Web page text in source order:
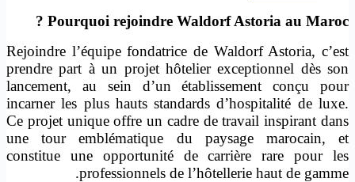
Pourquoi rejoindre Waldorf Astoria au Maroc ?
Rejoindre l’équipe fondatrice de Waldorf Astoria, c’est
prendre part à un projet hôtelier exceptionnel dès son
lancement, au sein d’un établissement conçu pour
incarner les plus hauts standards d’hospitalité de luxe.
Ce projet unique offre un cadre de travail inspirant dans
une tour emblématique du paysage marocain, et
constitue une opportunité de carrière rare pour les
professionnels de l’hôtellerie haut de gamme.